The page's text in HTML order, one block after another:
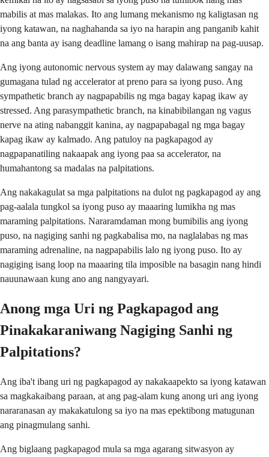
mabilis at mas malakas. Ito ang lumang mekanismo ng kaligtasan ng
iyong katawan, na naghahanda sa iyo na harapin ang panganib kahit
na ang banta ay isang deadline lamang o isang mahirap na pag-uusap.
Ang iyong autonomic nervous system ay may dalawang sangay na
gumagana tulad ng accelerator at preno para sa iyong puso. Ang
sympathetic branch ay nagpapabilis ng mga bagay kapag ikaw ay
stressed. Ang parasympathetic branch, na kinabibilangan ng vagus
nerve na ating nabanggit kanina, ay nagpapabagal ng mga bagay
kapag ikaw ay kalmado. Ang patuloy na pagkapagod ay
nagpapanatiling nakaapak ang iyong paa sa accelerator, na
humahantong sa madalas na palpitations.
Ang nakakagulat sa mga palpitations na dulot ng pagkapagod ay ang
pag-aalala tungkol sa iyong puso ay maaaring lumikha ng mas
maraming palpitations. Nararamdaman mong bumibilis ang iyong
puso, na nagiging sanhi ng pagkabalisa mo, na naglalabas ng mas
maraming adrenaline, na nagpapabilis lalo ng iyong puso. Ito ay
nagiging isang loop na maaaring tila imposible na basagin nang hindi
nauunawaan kung ano ang nangyayari.
Anong mga Uri ng Pagkapagod ang
Pinakakaraniwang Nagiging Sanhi ng
Palpitations?
Ang iba't ibang uri ng pagkapagod ay nakakaapekto sa iyong katawan
sa magkakaibang paraan, at ang pag-alam kung anong uri ang iyong
nararanasan ay makakatulong sa iyo na mas epektibong matugunan
ang pinagmulang sanhi.
Ang biglaang pagkapagod mula sa mga agarang sitwasyon ay